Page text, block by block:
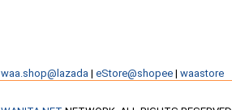
waa.shop@lazada | eStore@shopee | waastore